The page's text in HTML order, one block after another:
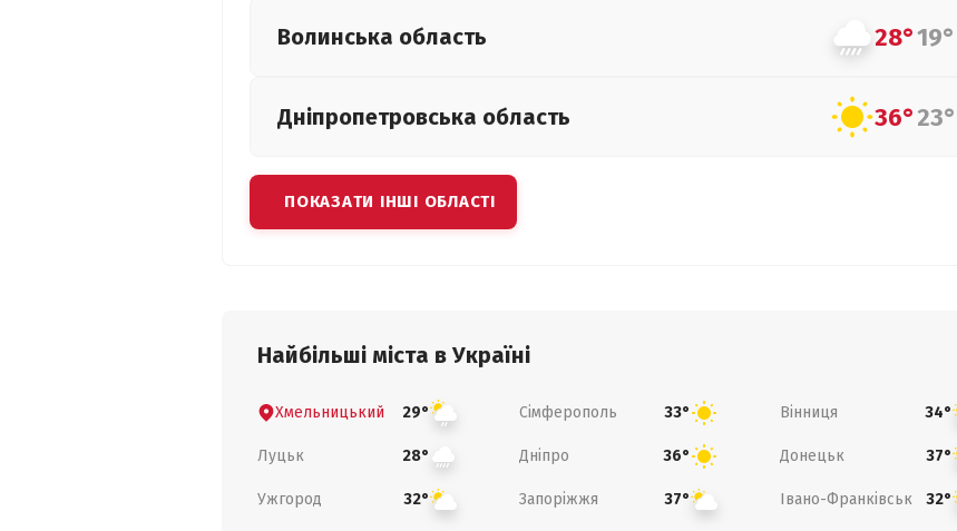
Волинська область 28°19°
Дніпропетровська область 36°23°
ПОКАЗАТИ ІНШІ ОБЛАСТІ
Найбільші міста в Україні
Хмельницький 29° Сімферополь 33° Вінниця 34°
Луцьк 28° Дніпро 36° Донецьк 37°
Ужгород 32° Запоріжжя 37° Івано-Франківськ 32°